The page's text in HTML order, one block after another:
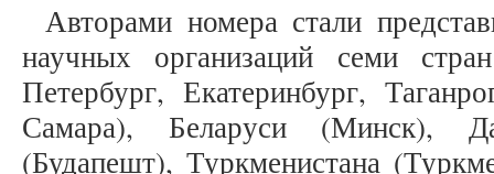
Авторами номера стали
научных организаций семи
Петербург, Екатеринбург,
Самара), Беларуси (Минск),
(Будапешт), Туркменистана